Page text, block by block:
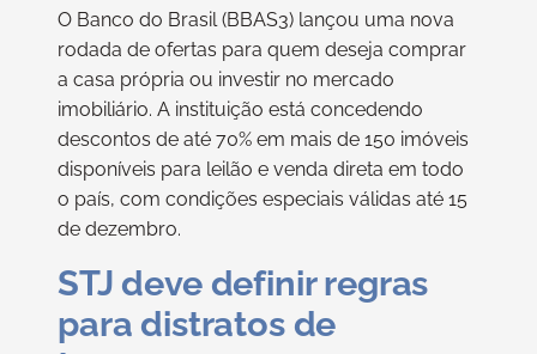
O Banco do Brasil (BBAS3) lançou uma nova
rodada de ofertas para quem deseja comprar
a casa própria ou investir no mercado
imobiliário. A instituição está concedendo
descontos de até 70% em mais de 150 imóveis
disponíveis para leilão e venda direta em todo
o país, com condições especiais válidas até 15
de dezembro.
STJ deve definir regras
para distratos de